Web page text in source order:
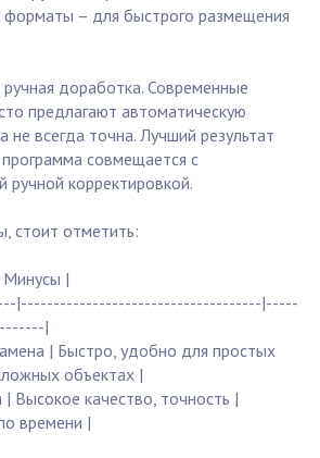
– для быстрого размещения
доработка. Современные
предлагают автоматическую
не всегда точна. Лучший результат
программа совмещается с
ручной корректировкой.
стоит отметить:
|
|-------------------------------------|-----
|
| Быстро, удобно для простых
объектах |
Высокое качество, точность |
времени |